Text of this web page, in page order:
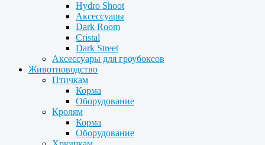
Hydro Shoot
Аксессуары
Dark Room
Cristal
Dark Street
Аксессуары для гроубоксов
Животноводство
Птичкам
Корма
Оборудование
Кролям
Корма
Оборудование